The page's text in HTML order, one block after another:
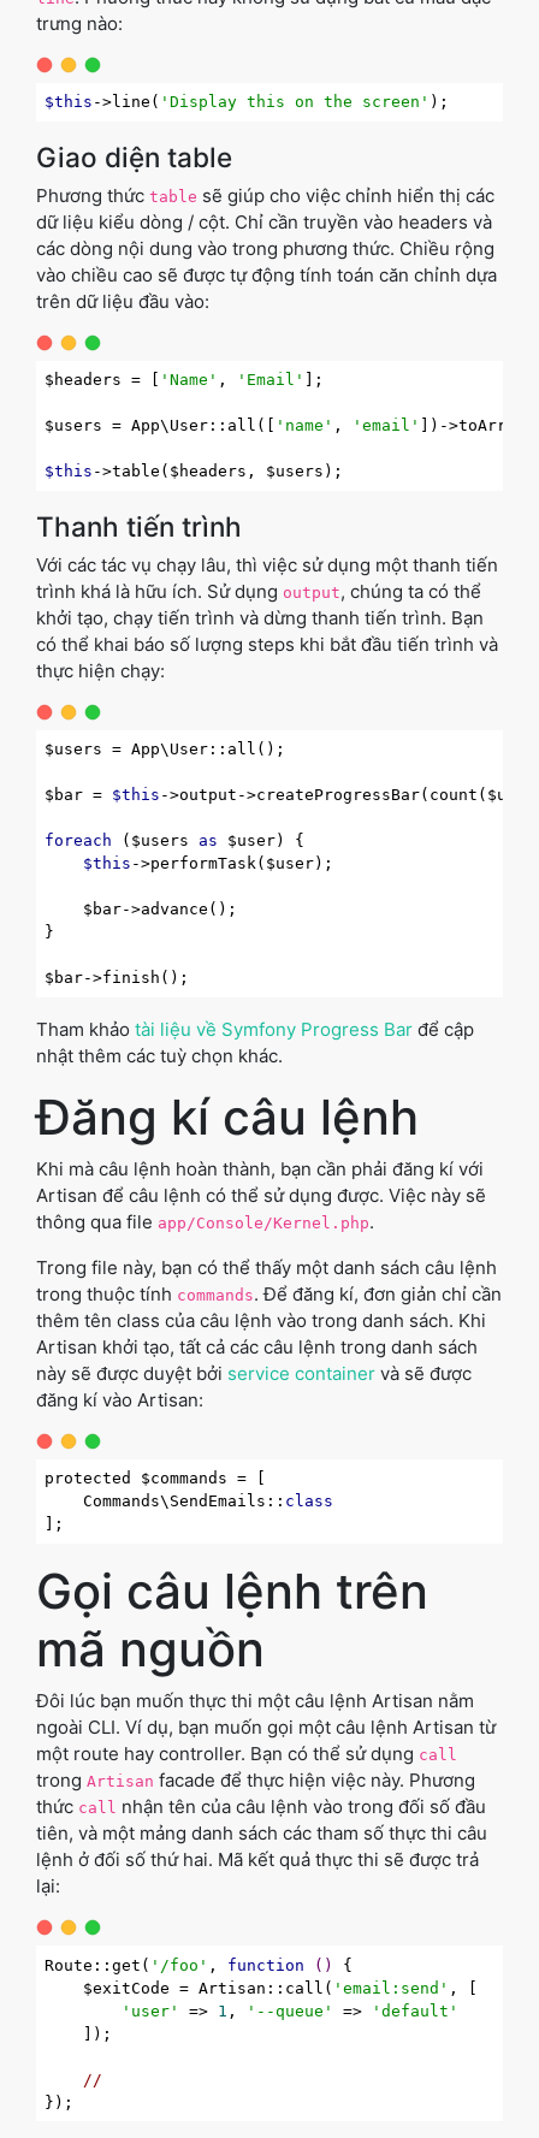
trưng nào:
$this ->line( 'Display this on the screen'
Giao diện table
Phương thức table sẽ giúp cho việc chỉnh hiển thị các
dữ liệu kiểu dòng / cột. Chỉ cần truyền vào headers và
các dòng nội dung vào trong phương thức. Chiều rộng
vào chiều cao sẽ được tự động tính toán căn chỉnh dựa
trên dữ liệu đầu vào:
$headers = [ 'Name' , 'Email' ];
$users = App\User::all([ 'name' , 'email' ])-
$this
Thanh tiến trình
Với các tác vụ chạy lâu, thì việc sử dụng một thanh tiến
trình khá là hữu ích. Sử dụng output, chúng ta có thể
khởi tạo, chạy tiến trình và dừng thanh tiến trình. Bạn
có thể khai báo số lượng steps khi bắt đầu tiến trình và
thực hiện chạy:
$users = App\User::all();
$bar = $this ->output-
foreach ($users as $user) {
$this ->performTask($user);
    $bar->advance();
}
Tham khảo tài liệu về Symfony Progress Bar để cập
nhật thêm các tuỳ chọn khác.
Đăng kí câu lệnh
Khi mà câu lệnh hoàn thành, bạn cần phải đăng kí với
Artisan để câu lệnh có thể sử dụng được. Việc này sẽ
thông qua file app/Console/Kernel.php.
Trong file này, bạn có thể thấy một danh sách câu lệnh
trong thuộc tính commands. Để đăng kí, đơn giản chỉ cần
thêm tên class của câu lệnh vào trong danh sách. Khi
Artisan khởi tạo, tất cả các câu lệnh trong danh sách
này sẽ được duyệt bởi service container và sẽ được
đăng kí vào Artisan:
protected $commands = [
    Commands\SendEmails::
class
Gọi câu lệnh trên
mã nguồn
Đôi lúc bạn muốn thực thi một câu lệnh Artisan nằm
ngoài CLI. Ví dụ, bạn muốn gọi một câu lệnh Artisan từ
một route hay controller. Bạn có thể sử dụng call
trong Artisan facade để thực hiện việc này. Phương
thức call nhận tên của câu lệnh vào trong đối số đầu
tiên, và một mảng danh sách các tham số thực thi câu
lệnh ở đối số thứ hai. Mã kết quả thực thi sẽ được trả
lại:
Route::get( '/foo' , function ()
{
    $exitCode = Artisan::call(
'email:send' , [
'user'
=> 1 , '--queue' =>
'default'
    ]);
//